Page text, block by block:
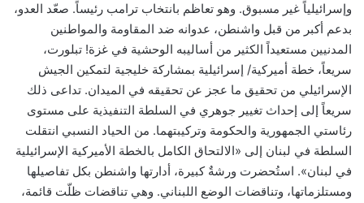
وإسرائيلياً غير مسبوق. وهو تعاظم بانتخاب ترامب رئيساً. صعّد العدو،
بدعم أكبر من قبل واشنطن، عدوانه ضد المقاومة والمواطنين
المدنيين مستعيداً الكثير من أساليبه الوحشية في غزة! تبلورت،
سريعاً، خطة أميركية/ إسرائيلية بمشاركة خليجية لتمكين الجيش
الإسرائيلي من تحقيق ما عجز عن تحقيقه في الميدان. تداعى ذلك
سريعاً إلى إحداث تغيير جوهري في السلطة التنفيذية على مستوى
رئاستي الجمهورية والحكومة وتركيبتهما. من الحياد النسبي انتقلت
السلطة في لبنان إلى «الالتحاق الكامل بالخطة الأميركية الإسرائيلية
في لبنان». استُحضرت ورشةٌ كبيرة، أدارتها واشنطن بكل تفاصيلها
ومستلزماتها، وتناقضات الوضع اللبناني. وهي تناقضات ظلّت قائمة،